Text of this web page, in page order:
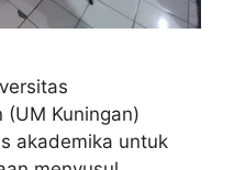
(UM Kuningan)
akademika untuk